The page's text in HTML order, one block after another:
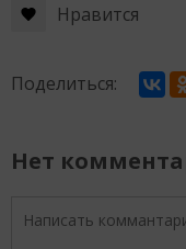
Нравится
Поделиться:
Нет